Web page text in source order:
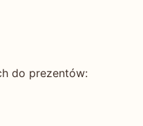
do prezentów: